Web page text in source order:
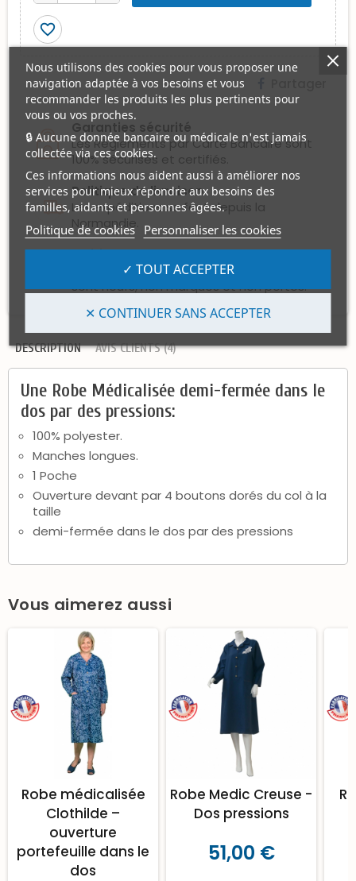
favorite_border
Garanties sécurité
Les Règlements par Carte Bancaire sont
100% sécurisés et certifiés.
Politique de livraison
Les expéditions se font depuis la
Normandie.
Politique retours
Les articles peuvent être retournés s'ils
sont neufs, non marqués et non portés.
DESCRIPTION AVIS CLIENTS (4)
Une Robe Médicalisée demi-fermée dans le
dos par des pressions:
100% polyester.
Manches longues.
1 Poche
Ouverture devant par 4 boutons dorés du col à la
taille
demi-fermée dans le dos par des pressions
Vous aimerez aussi
Robe médicalisée
Clothilde –
ouverture
portefeuille dans le
dos
Robe Medic Creuse -
Dos pressions
51,00 €
Nous utilisons des cookies pour vous proposer une
navigation adaptée à vos besoins et vous
recommander les produits les plus pertinents pour
vous ou vos proches.
🔒 Aucune donnée bancaire ou médicale n'est jamais
collectée via ces cookies.
Ces informations nous aident aussi à améliorer nos
services pour mieux répondre aux besoins des
familles, aidants et personnes âgées.
Politique de cookies Personnaliser les cookies
✕ CONTINUER SANS ACCEPTER
✓ TOUT ACCEPTER